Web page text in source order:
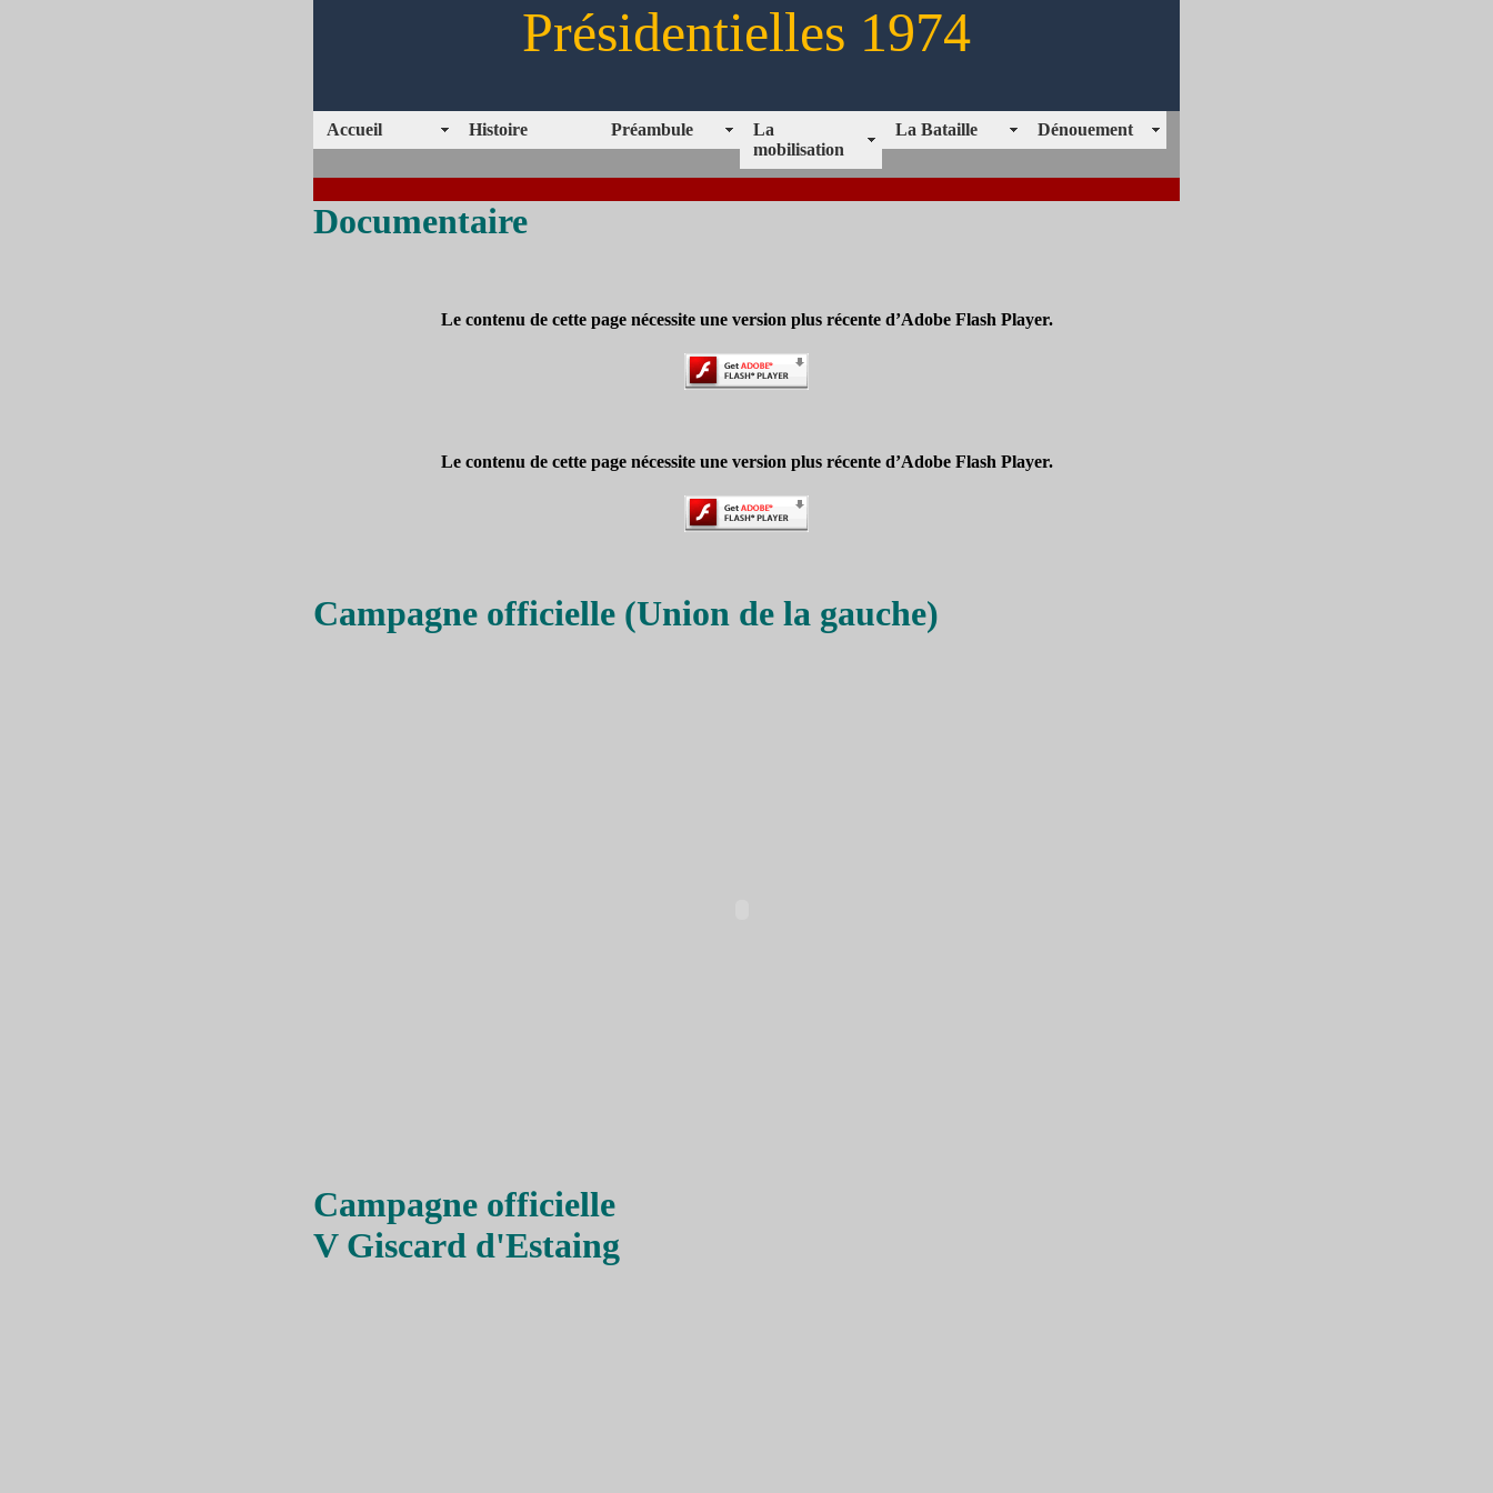
Présidentielles 1974
Accueil Histoire Préambule
La
mobilisation
La Bataille Dénouement
Documentaire
Le contenu de cette page nécessite une version plus récente d’Adobe Flash Player.
Le contenu de cette page nécessite une version plus récente d’Adobe Flash Player.
Campagne officielle (Union de la gauche)
Campagne officielle
V Giscard d'Estaing